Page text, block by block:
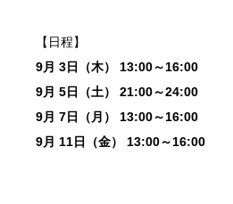
【日程】
9月 3日（木） 13:00～16:00
9月 5日（土） 21:00～24:00
9月 7日（月） 13:00～16:00
9月 11日（金） 13:00～16:00